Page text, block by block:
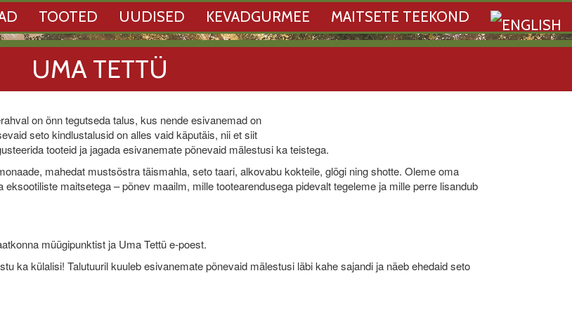
TOOTED UUDISED KEVADGURMEE MAITSETE TEEKOND
UMA TETTÜ
on õnn tegutseda talus, kus nende esivanemad on
seto kindlustalusid on alles vaid käputäis, nii et siit
tooteid ja jagada esivanemate põnevaid mälestusi ka teistega.
mahedat mustsõstra täismahla, seto taari, alkovabu kokteile, glögi ning shotte. Oleme oma
maitsetega – põnev maailm, mille tootearendusega pidevalt tegeleme ja mille perre lisandub
müügipunktist ja Uma Tettü e-poest.
ka külalisi! Talutuuril kuuleb esivanemate põnevaid mälestusi läbi kahe sajandi ja näeb ehedaid seto